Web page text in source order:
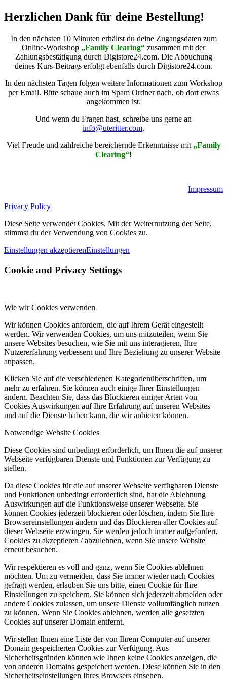
Herzlichen Dank für deine Bestellung!
In den nächsten 10 Minuten erhältst du deine Zugangsdaten zum
Online-Workshop „Family Clearing“ zusammen mit der
Zahlungsbestätigung durch Digistore24.com. Die Abbuchung
deines Kurs-Beitrags erfolgt ebenfalls durch Digistore24.com.
In den nächsten Tagen folgen weitere Informationen zum Workshop
per Email. Bitte schaue auch im Spam Ordner nach, ob dort etwas
angekommen ist.
Und wenn du Fragen hast, schreibe uns gerne an
info@uteritter.com.
Viel Freude und zahlreiche bereichernde Erkenntnisse mit „Family
Clearing“!
Impressum
Privacy Policy
Diese Seite verwendet Cookies. Mit der Weiternutzung der Seite,
stimmst du der Verwendung von Cookies zu.
Einstellungen akzeptierenEinstellungen
Cookie and Privacy Settings
Wie wir Cookies verwenden
Wir können Cookies anfordern, die auf Ihrem Gerät eingestellt
werden. Wir verwenden Cookies, um uns mitzuteilen, wenn Sie
unsere Websites besuchen, wie Sie mit uns interagieren, Ihre
Nutzererfahrung verbessern und Ihre Beziehung zu unserer Website
anpassen.
Klicken Sie auf die verschiedenen Kategorienüberschriften, um
mehr zu erfahren. Sie können auch einige Ihrer Einstellungen
ändern. Beachten Sie, dass das Blockieren einiger Arten von
Cookies Auswirkungen auf Ihre Erfahrung auf unseren Websites
und auf die Dienste haben kann, die wir anbieten können.
Notwendige Website Cookies
Diese Cookies sind unbedingt erforderlich, um Ihnen die auf unserer
Webseite verfügbaren Dienste und Funktionen zur Verfügung zu
stellen.
Da diese Cookies für die auf unserer Webseite verfügbaren Dienste
und Funktionen unbedingt erforderlich sind, hat die Ablehnung
Auswirkungen auf die Funktionsweise unserer Webseite. Sie
können Cookies jederzeit blockieren oder löschen, indem Sie Ihre
Browsereinstellungen ändern und das Blockieren aller Cookies auf
dieser Webseite erzwingen. Sie werden jedoch immer aufgefordert,
Cookies zu akzeptieren / abzulehnen, wenn Sie unsere Website
erneut besuchen.
Wir respektieren es voll und ganz, wenn Sie Cookies ablehnen
möchten. Um zu vermeiden, dass Sie immer wieder nach Cookies
gefragt werden, erlauben Sie uns bitte, einen Cookie für Ihre
Einstellungen zu speichern. Sie können sich jederzeit abmelden oder
andere Cookies zulassen, um unsere Dienste vollumfänglich nutzen
zu können. Wenn Sie Cookies ablehnen, werden alle gesetzten
Cookies auf unserer Domain entfernt.
Wir stellen Ihnen eine Liste der von Ihrem Computer auf unserer
Domain gespeicherten Cookies zur Verfügung. Aus
Sicherheitsgründen können wie Ihnen keine Cookies anzeigen, die
von anderen Domains gespeichert werden. Diese können Sie in den
Sicherheitseinstellungen Ihres Browsers einsehen.